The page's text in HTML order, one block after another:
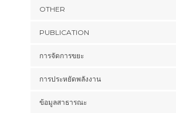
OTHER
PUBLICATION
การจัดการขยะ
การประหยัดพลังงาน
ข้อมูลสาธารณะ